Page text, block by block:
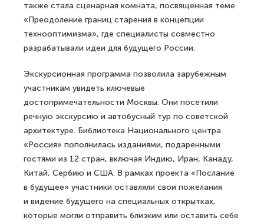
также стала сценарная комната, посвященная теме
«Преодоление границ старения в концепции
технооптимизма», где специалисты совместно
разрабатывали идеи для будущего России.
Экскурсионная программа позволила зарубежным
участникам увидеть ключевые
достопримечательности Москвы. Они посетили
речную экскурсию и автобусный тур по советской
архитектуре. Библиотека Национального центра
«Россия» пополнилась изданиями, подаренными
гостями из 12 стран, включая Индию, Иран, Канаду,
Китай, Сербию и США. В рамках проекта «Послание
в будущее» участники оставляли свои пожелания
и видение будущего на специальных открытках,
которые могли отправить близким или оставить себе